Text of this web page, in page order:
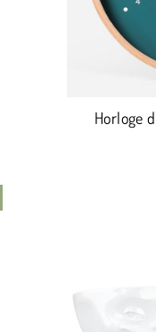
Horloge